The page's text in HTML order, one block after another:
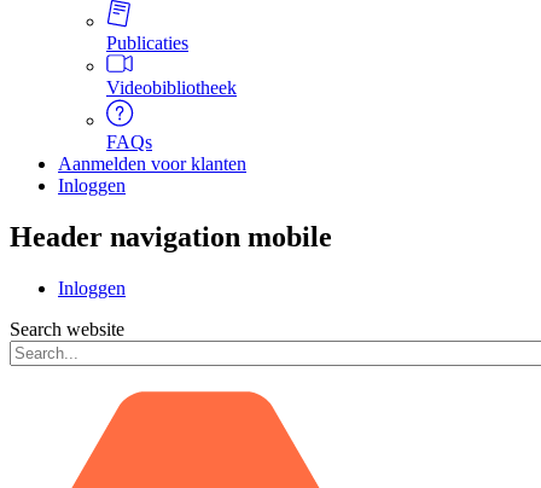
Publicaties
Videobibliotheek
FAQs
Aanmelden voor klanten
Inloggen
Header navigation mobile
Inloggen
Search website